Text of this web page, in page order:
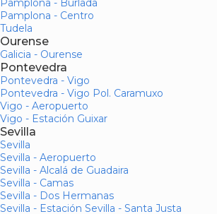
Pamplona - Burlada
Pamplona - Centro
Tudela
Ourense
Galicia - Ourense
Pontevedra
Pontevedra - Vigo
Pontevedra - Vigo Pol. Caramuxo
Vigo - Aeropuerto
Vigo - Estación Guixar
Sevilla
Sevilla
Sevilla - Aeropuerto
Sevilla - Alcalá de Guadaira
Sevilla - Camas
Sevilla - Dos Hermanas
Sevilla - Estación Sevilla - Santa Justa